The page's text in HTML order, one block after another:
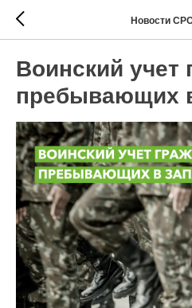
Новости
Воинский учет
пребывающих